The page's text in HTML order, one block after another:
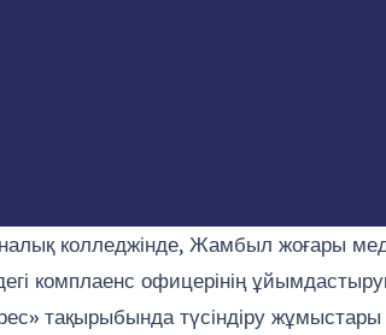
колледжінде, Жамбыл жоғары
комплаенс офицерінің
тақырыбында түсіндіру жұмыстары